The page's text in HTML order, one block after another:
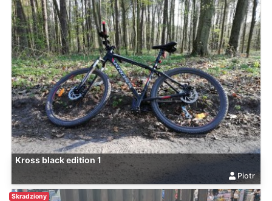
Kross black edition 1
Piotr
Skradziony